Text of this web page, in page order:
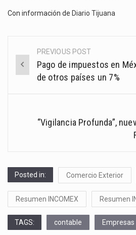
Con información de Diario Tijuana
Post
navigation
PREVIOUS POST
Pago de impuestos en
de otros países un 7%
“Vigilancia Profunda”,
Posted in: Comercio Exterior
Resumen INCOMEX Resumen
TAGS: contable Empresas